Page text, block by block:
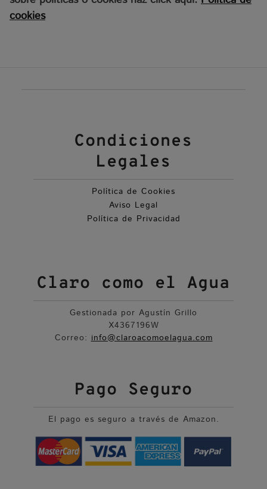
cookies
Condiciones
Legales
Política de Cookies
Aviso Legal
Política de Privacidad
Claro como el Agua
Gestionada por Agustín Grillo
X4367196W
Correo: info@claroacomoelagua.com
Pago Seguro
El pago es seguro a través de Amazon.